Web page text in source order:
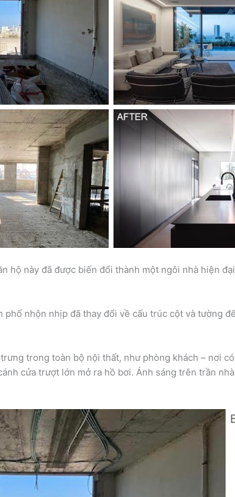
hộ này đã được biến đổi thành một ngôi nhà hiện
phố nhộn nhịp đã thay đổi về cấu trúc cột và tường
trong toàn bộ nội thất, như phòng khách – nơi
cửa trượt lớn mở ra hồ bơi. Ánh sáng trên trần